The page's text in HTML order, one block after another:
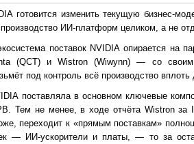
готовится изменить текущую бизнес-
ИИ-платформ целиком, а не
поставок NVIDIA опирается на
(QCT) и Wistron (Wiwynn) — со
под контроль всё производство вплоть
поставляла в основном ключевые
Тем не менее, в ходе отчёта Wistron за
переходит к «прямым поставкам»
— ИИ-ускорители и платы, — то за